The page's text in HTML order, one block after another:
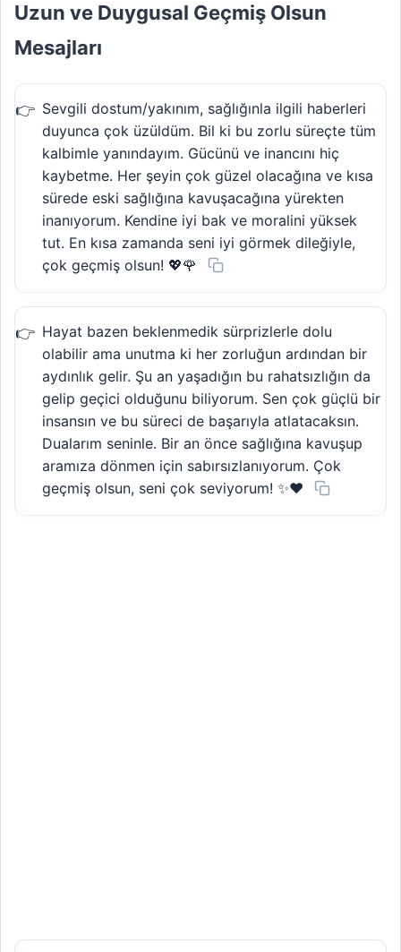
Uzun ve Duygusal Geçmiş Olsun
Mesajları
Sevgili dostum/yakınım, sağlığınla ilgili haberleri
duyunca çok üzüldüm. Bil ki bu zorlu süreçte tüm
kalbimle yanındayım. Gücünü ve inancını hiç
kaybetme. Her şeyin çok güzel olacağına ve kısa
sürede eski sağlığına kavuşacağına yürekten
inanıyorum. Kendine iyi bak ve moralini yüksek
tut. En kısa zamanda seni iyi görmek dileğiyle,
çok geçmiş olsun! 💖🌹
Hayat bazen beklenmedik sürprizlerle dolu
olabilir ama unutma ki her zorluğun ardından bir
aydınlık gelir. Şu an yaşadığın bu rahatsızlığın da
gelip geçici olduğunu biliyorum. Sen çok güçlü bir
insansın ve bu süreci de başarıyla atlatacaksın.
Dualarım seninle. Bir an önce sağlığına kavuşup
aramıza dönmen için sabırsızlanıyorum. Çok
geçmiş olsun, seni çok seviyorum! ✨❤️